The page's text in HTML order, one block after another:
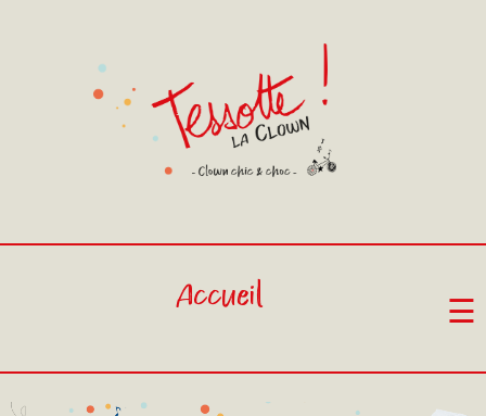
Accueil ☰